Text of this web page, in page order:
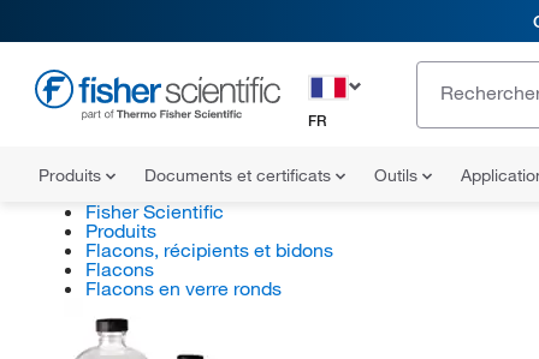
FR
Produits Documents et certificats Outils
Fisher Scientific
Produits
Flacons, récipients et bidons
Flacons
Flacons en verre ronds